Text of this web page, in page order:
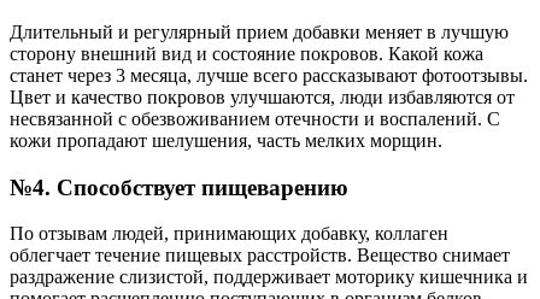
Длительный и регулярный прием добавки меняет в лучшую
сторону внешний вид и состояние покровов. Какой кожа
станет через 3 месяца, лучше всего рассказывают фотоотзывы.
Цвет и качество покровов улучшаются, люди избавляются от
несвязанной с обезвоживанием отечности и воспалений. С
кожи пропадают шелушения, часть мелких морщин.
№4. Способствует пищеварению
По отзывам людей, принимающих добавку, коллаген
облегчает течение пищевых расстройств. Вещество снимает
раздражение слизистой, поддерживает моторику кишечника и